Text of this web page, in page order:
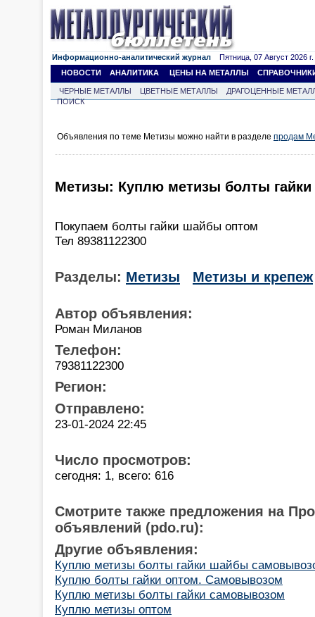
Информационно-аналитический журнал Пятница, 07 Август 2026 г.
НОВОСТИ
АНАЛИТИКА ЦЕНЫ НА МЕТАЛЛЫ
ЧЕРНЫЕ МЕТАЛЛЫ ЦВЕТНЫЕ МЕТАЛЛЫ
ДРАГОЦЕННЫЕ
ПОИСК
Объявления по теме Метизы можно найти в разделе продам
Метизы: Куплю метизы болты
Покупаем болты гайки шайбы оптом
Тел 89381122300
Разделы: Метизы Метизы и крепеж
Автор объявления:
Роман Миланов
Телефон:
79381122300
Регион:
Отправлено:
23-01-2024 22:45
Число просмотров:
сегодня: 1, всего: 616
Смотрите также предложения на
объявлений (pdo.ru):
Другие объявления:
Куплю метизы болты гайки шайбы
Куплю болты гайки оптом. Самовывозом
Куплю метизы болты гайки самовывозом
Куплю метизы оптом